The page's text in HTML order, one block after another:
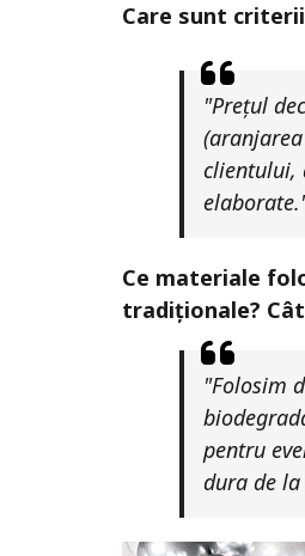
Care sunt
"Prețul
clientului,
Ce materiale
tradiționale?
"Folosim
pentru
dura de